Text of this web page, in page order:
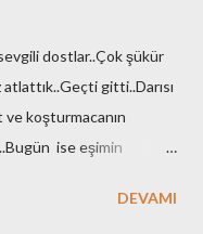
dostlar..Çok şükür
atlattık..Geçti gitti..Darısı
ve koşturmacanın
ise eşimin
ameliyatı
DEVAMI